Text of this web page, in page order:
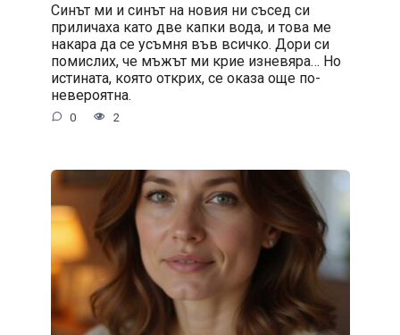
Синът ми и синът на новия ни съсед си
приличаха като две капки вода, и това ме
накара да се усъмня във всичко. Дори си
помислих, че мъжът ми крие изневяра… Но
истината, която открих, се оказа още по-
невероятна.
0 2